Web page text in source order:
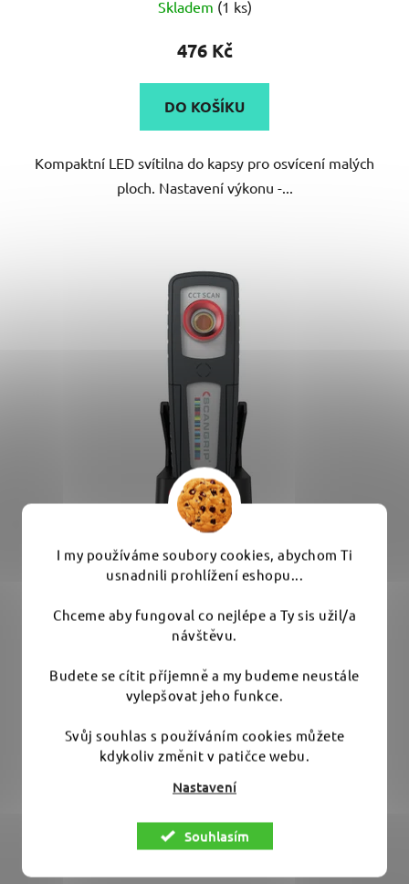
I my používáme soubory cookies, abychom Ti
usnadnili prohlížení eshopu...
Chceme aby fungoval co nejlépe a Ty sis užil/a
návštěvu.
Budete se cítit příjemně a my budeme neustále
vylepšovat jeho funkce.
Svůj souhlas s používáním cookies můžete
kdykoliv změnit v patičce webu.
Nastavení
Souhlasím
Skladem (1 ks)
476 Kč
DO KOŠÍKU
Kompaktní LED svítilna do kapsy pro osvícení malých
ploch. Nastavení výkonu -...
Scangrip Sunmatch 4 - detailingová lampa
Průměrné
produktu
5,0
z
5
4 190 Kč
DO KOŠÍKU
hledání defektů laku. Nastavení...